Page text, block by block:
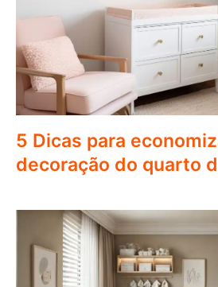
5 Dicas para
decoração do quarto